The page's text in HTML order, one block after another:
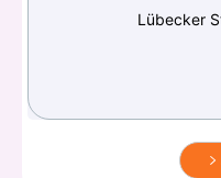
Lübecker